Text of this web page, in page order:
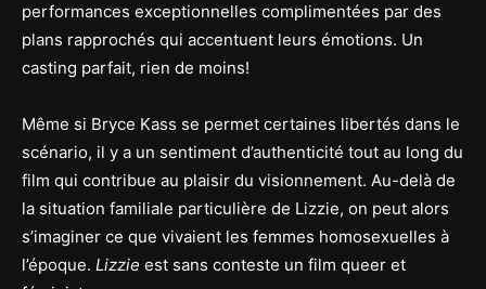
performances exceptionnelles complimentées par des
plans rapprochés qui accentuent leurs émotions. Un
casting parfait, rien de moins!
Même si Bryce Kass se permet certaines libertés dans le
scénario, il y a un sentiment d’authenticité tout au long du
film qui contribue au plaisir du visionnement. Au-delà de
la situation familiale particulière de Lizzie, on peut alors
s’imaginer ce que vivaient les femmes homosexuelles à
l’époque. Lizzie est sans conteste un film queer et